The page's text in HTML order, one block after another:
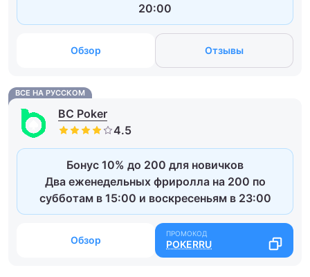
20:00
Обзор Отзывы
ВСЕ НА РУССКОМ
BC Poker
Бонус 10% до 200 для новичков
Два еженедельных фриролла на 200 по
субботам в 15:00 и воскресеньям в 23:00
Обзор POKERRU